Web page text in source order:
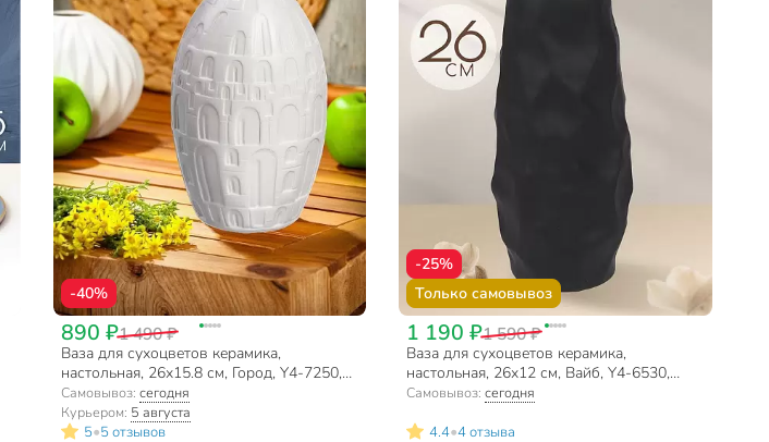
-40%
890 ₽1 490 ₽
Ваза для сухоцветов керамика,
настольная, 26х15.8 см, Город, Y4-7250,
белая
Самовывоз: сегодня
Курьером: 5 августа
5•5 отзывов
-25%
Только самовывоз
1 190 ₽1 590 ₽
Ваза для сухоцветов керамика,
настольная, 26х12 см, Вайб, Y4-6530,
черная
Самовывоз:сегодня
4.4•4 отзыва